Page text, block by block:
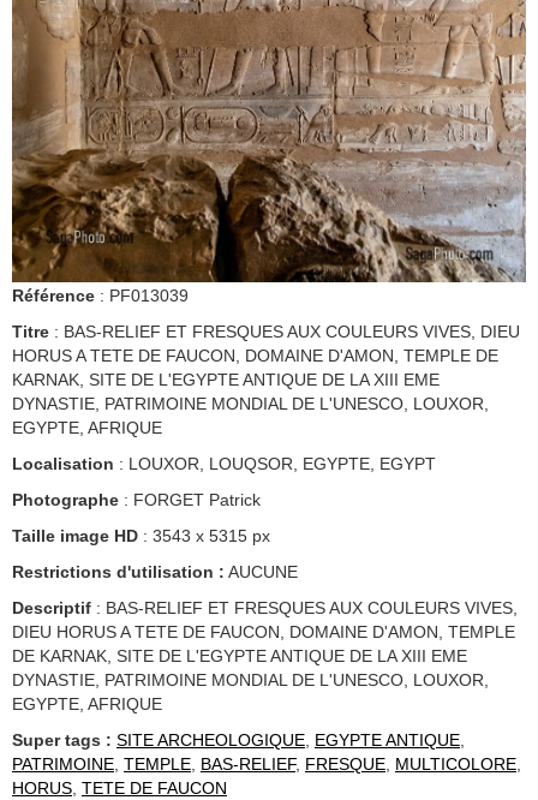
Référence : PF013039
Titre : BAS-RELIEF ET FRESQUES AUX COULEURS VIVES, DIEU
HORUS A TETE DE FAUCON, DOMAINE D'AMON, TEMPLE DE
KARNAK, SITE DE L'EGYPTE ANTIQUE DE LA XIII EME
DYNASTIE, PATRIMOINE MONDIAL DE L'UNESCO, LOUXOR,
EGYPTE, AFRIQUE
Localisation : LOUXOR, LOUQSOR, EGYPTE, EGYPT
Photographe : FORGET Patrick
Taille image HD : 3543 x 5315 px
Restrictions d'utilisation : AUCUNE
Descriptif : BAS-RELIEF ET FRESQUES AUX COULEURS VIVES,
DIEU HORUS A TETE DE FAUCON, DOMAINE D'AMON, TEMPLE
DE KARNAK, SITE DE L'EGYPTE ANTIQUE DE LA XIII EME
DYNASTIE, PATRIMOINE MONDIAL DE L'UNESCO, LOUXOR,
EGYPTE, AFRIQUE
Super tags : SITE ARCHEOLOGIQUE, EGYPTE ANTIQUE,
PATRIMOINE, TEMPLE, BAS-RELIEF, FRESQUE, MULTICOLORE,
HORUS, TETE DE FAUCON